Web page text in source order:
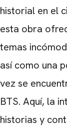
historial en el
esta obra
temas
así como una
vez se
BTS. Aquí, la
historias y